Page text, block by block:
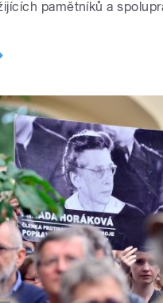
pamětníků a